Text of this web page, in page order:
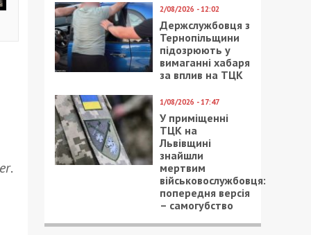
.
2/08/2026 - 12:02
Держслужбовця з
Тернопільщини
підозрюють у
вимаганні хабаря
за вплив на ТЦК
1/08/2026 - 17:47
У приміщенні
ТЦК на
Львівщині
знайшли
мертвим
військовослужбовця:
попередня версія
– самогубство